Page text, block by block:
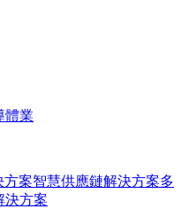
體業
方案智慧供應鏈解決方案多
決方案